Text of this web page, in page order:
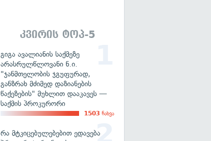
კვირის ტოპ-5
გიგა ავალიანის საქმეზე
არასრულწლოვანი ნ.ი.
"ჯანმთელობის ჯგუფურად,
განზრახ მძიმედ დაზიანების
წაქეზების" მუხლით დააკავეს —
საქმის პროკურორი
1503 ნახვა
რა მტკიცებულებებით ედავება